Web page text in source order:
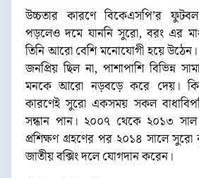
উচ্চতার কারণে বিকেএসপি’র
পড়লেও দমে যাননি সুরো, বরং এর
তিনি আরো বেশি মনোযোগী হয়ে উঠেন।
জনপ্রিয় ছিল না, পাশাপাশি বিভিন্ন
মনকে আরো নড়বড়ে করে দেয়।
কারণেই সুরো একসময় সকল
সন্ধান পান। ২০০৭ থেকে ২০১৩ সাল
প্রশিক্ষণ গ্রহণের পর ২০১৪ সালে সুরো
জাতীয় বক্সিং দলে যোগদান করেন।